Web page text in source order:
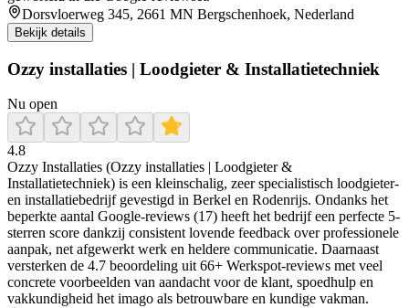
Dorsvloerweg 345, 2661 MN Bergschenhoek, Nederland
Bekijk details
Ozzy installaties | Loodgieter & Installatietechniek
Nu open
4.8
Ozzy Installaties (Ozzy installaties | Loodgieter &
Installatietechniek) is een kleinschalig, zeer specialistisch loodgieter-
en installatiebedrijf gevestigd in Berkel en Rodenrijs. Ondanks het
beperkte aantal Google-reviews (17) heeft het bedrijf een perfecte 5-
sterren score dankzij consistent lovende feedback over professionele
aanpak, net afgewerkt werk en heldere communicatie. Daarnaast
versterken de 4.7 beoordeling uit 66+ Werkspot-reviews met veel
concrete voorbeelden van aandacht voor de klant, spoedhulp en
vakkundigheid het imago als betrouwbare en kundige vakman.